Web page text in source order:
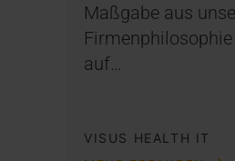
Maßgabe aus
auf…
VISUS HEALTH IT